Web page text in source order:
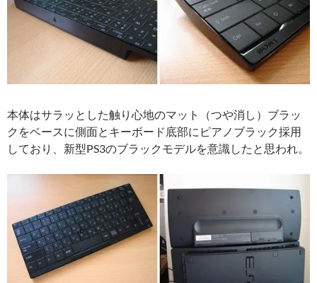
本体はサラッとした触り心地のマット（つや消し）ブラッ
クをベースに側面とキーボード底部にピアノブラック採用
しており、新型PS3のブラックモデルを意識したと思われ。